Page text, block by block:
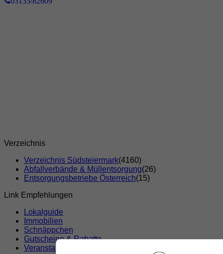
Verzeichnis
Verzeichnis Südsteiermark(4160)
Abfallverbände & Müllentsorgung(26)
Entsorgungsbetriebe Österreich(15)
Link Empfehlungen
Lokalguide
Immobilien
Schnäppchen
Gutscheine & Rabatte
Veranstaltungen